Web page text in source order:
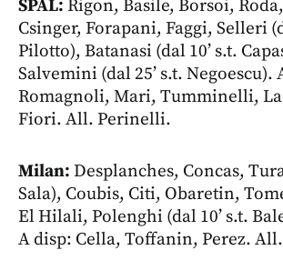
SPAL: Rigon, Basile, Borsoi,
Csinger, Forapani, Faggi, Selleri
Pilotto), Batanasi (dal 10’ s.t.
Salvemini (dal 25’ s.t. Negoescu).
Romagnoli, Mari, Tumminelli,
Fiori. All. Perinelli.
Milan: Desplanches, Concas,
Sala), Coubis, Citi, Obaretin,
El Hilali, Polenghi (dal 10’ s.t.
A disp: Cella, Toffanin, Perez.